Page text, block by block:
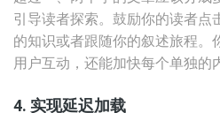
引导读者探索。鼓励你的读者点
的知识或者跟随你的叙述旅程。
用户互动，还能加快每个单独的
4. 实现延迟加载